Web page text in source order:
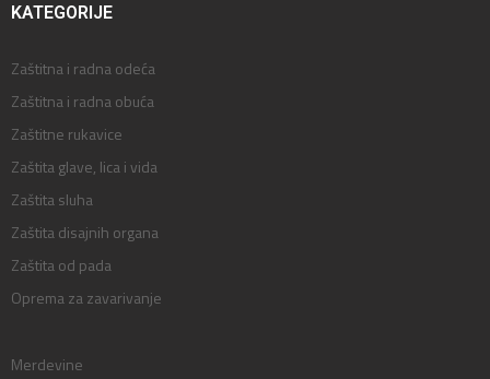
KATEGORIJE
Zaštitna i radna odeća
Zaštitna i radna obuća
Zaštitne rukavice
Zaštita glave, lica i vida
Zaštita sluha
Zaštita disajnih organa
Zaštita od pada
Oprema za zavarivanje
Merdevine